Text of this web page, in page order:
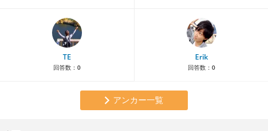
TE
回答数： 0
Erik
回答数： 0
アンカー一覧